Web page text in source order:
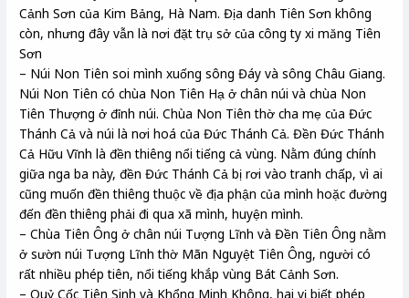
Cảnh Sơn của Kim Bảng, Hà Nam. Địa danh Tiên Sơn không
còn, nhưng đây vẫn là nơi đặt trụ sở của công ty xi măng Tiên
Sơn
– Núi Non Tiên soi mình xuống sông Đáy và sông Châu Giang.
Núi Non Tiên có chùa Non Tiên Hạ ở chân núi và chùa Non
Tiên Thượng ở đỉnh núi. Chùa Non Tiên thờ cha mẹ của Đức
Thánh Cả và núi là nơi hoá của Đức Thánh Cả. Đền Đức Thánh
Cả Hữu Vĩnh là đền thiêng nổi tiếng cả vùng. Nằm đúng chính
giữa nga ba này, đền Đức Thánh Cả bị rơi vào tranh chấp, vì ai
cũng muốn đền thiêng thuộc về địa phận của mình hoặc đường
đến đền thiêng phải đi qua xã mình, huyện mình.
– Chùa Tiên Ông ở chân núi Tượng Lĩnh và Đền Tiên Ông nằm
ở sườn núi Tượng Lĩnh thờ Mãn Nguyệt Tiên Ông, người có
rất nhiều phép tiên, nổi tiếng khắp vùng Bát Cảnh Sơn.
– Quỷ Cốc Tiên Sinh và Khổng Minh Không, hai vị biết phép